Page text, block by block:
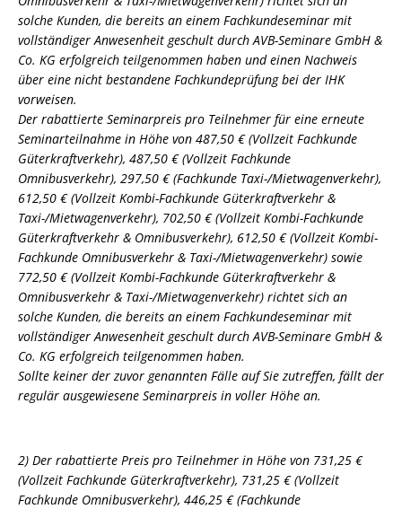
solche Kunden, die bereits an einem Fachkundeseminar mit
vollständiger Anwesenheit geschult durch AVB-Seminare GmbH &
Co. KG erfolgreich teilgenommen haben und einen Nachweis
über eine nicht bestandene Fachkundeprüfung bei der IHK
vorweisen.
Der rabattierte Seminarpreis pro Teilnehmer für eine erneute
Seminarteilnahme in Höhe von 487,50 € (Vollzeit Fachkunde
Güterkraftverkehr), 487,50 € (Vollzeit Fachkunde
Omnibusverkehr), 297,50 € (Fachkunde Taxi-/Mietwagenverkehr),
612,50 € (Vollzeit Kombi-Fachkunde Güterkraftverkehr &
Taxi-/Mietwagenverkehr), 702,50 € (Vollzeit Kombi-Fachkunde
Güterkraftverkehr & Omnibusverkehr), 612,50 € (Vollzeit Kombi-
Fachkunde Omnibusverkehr & Taxi-/Mietwagenverkehr) sowie
772,50 € (Vollzeit Kombi-Fachkunde Güterkraftverkehr &
Omnibusverkehr & Taxi-/Mietwagenverkehr) richtet sich an
solche Kunden, die bereits an einem Fachkundeseminar mit
vollständiger Anwesenheit geschult durch AVB-Seminare GmbH &
Co. KG erfolgreich teilgenommen haben.
Sollte keiner der zuvor genannten Fälle auf Sie zutreffen, fällt der
regulär ausgewiesene Seminarpreis in voller Höhe an.
2) Der rabattierte Preis pro Teilnehmer in Höhe von 731,25 €
(Vollzeit Fachkunde Güterkraftverkehr), 731,25 € (Vollzeit
Fachkunde Omnibusverkehr), 446,25 € (Fachkunde